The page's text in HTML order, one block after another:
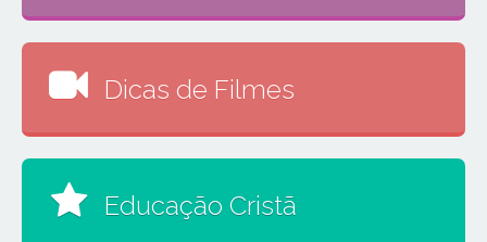
Dicas de Filmes
Educação Cristã